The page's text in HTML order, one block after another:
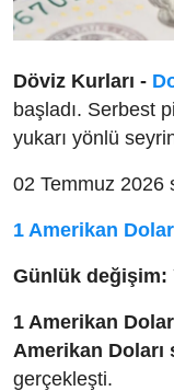
Döviz Kurları -
başladı. Serbest
yukarı yönlü
02 Temmuz 2026
1 Amerikan
Günlük değişim:
1 Amerikan
Amerikan Doları
gerçekleşti.